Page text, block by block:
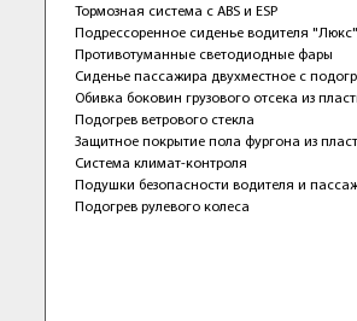
Тормозная система с ABS и ESP
Подрессоренное сиденье водителя
Противотуманные светодиодные фары
Сиденье пассажира двухместное с
Обивка боковин грузового отсека из
Подогрев ветрового стекла
Защитное покрытие пола фургона из
Система климат-контроля
Подушки безопасности водителя и
Подогрев рулевого колеса